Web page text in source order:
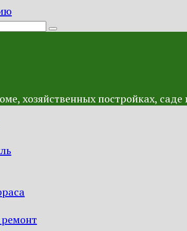
хозяйственных постройках, саде